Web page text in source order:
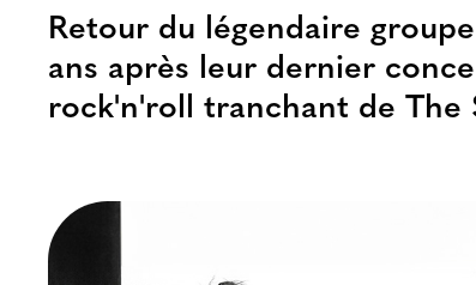
Retour du légendaire
ans après leur dernier
rock'n'roll tranchant de The